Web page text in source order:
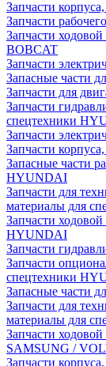
Запчасти
Запчасти
Запчасти
BOBCAT
Запчасти
Запасные части
Запчасти для
Запчасти
спецтехники
Запчасти
Запчасти
Запасные части
HYUNDAI
Запчасти для
материалы для
Запчасти
HYUNDAI
Запчасти
Запчасти
спецтехники
Запасные части
Запчасти для
материалы для
Запчасти
SAMSUNG /
Запчасти